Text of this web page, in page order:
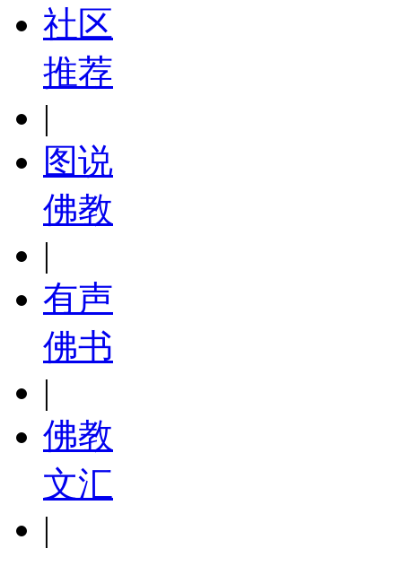
社区
推荐
|
图说
佛教
|
有声
佛书
|
佛教
文汇
|